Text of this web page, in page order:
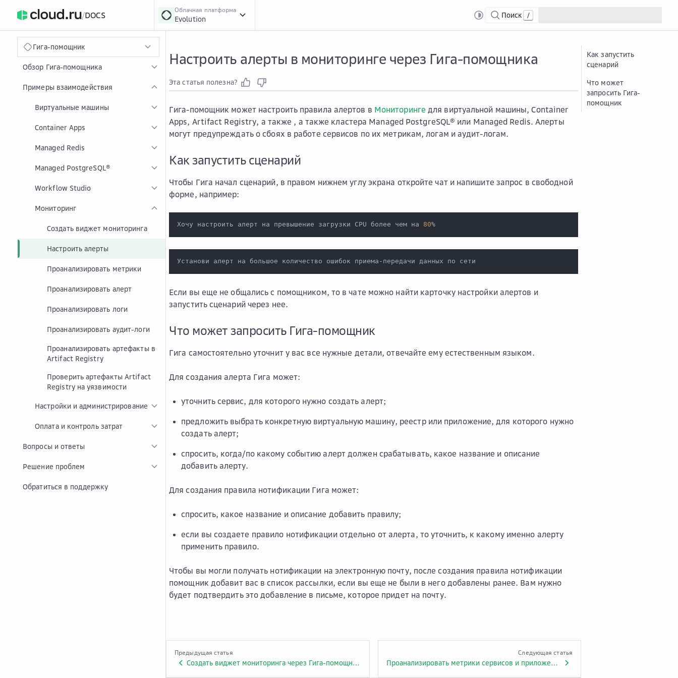
/DOCS
Облачная платформа
Evolution Поиск /
Гига-помощник
Обзор Гига-помощника
Примеры взаимодействия
Виртуальные машины
Container Apps
Managed Redis
Managed PostgreSQL®
Workflow Studio
Мониторинг
Создать виджет мониторинга
Настроить алерты
Проанализировать метрики
Проанализировать алерт
Проанализировать логи
Проанализировать аудит-логи
Проанализировать артефакты в
Artifact Registry
Проверить артефакты Artifact
Registry на уязвимости
Настройки и администрирование
Оплата и контроль затрат
Вопросы и ответы
Решение проблем
Обратиться в поддержку
Настроить алерты в мониторинге через Гига-помощника
Эта статья полезна?
Гига-помощник может настроить правила алертов в Мониторинге для виртуальной машины, Container
Apps, Artifact Registry, а также , а также кластера Managed PostgreSQL® или Managed Redis. Алерты
могут предупреждать о сбоях в работе сервисов по их метрикам, логам и аудит-логам.
Как запустить сценарий
Чтобы Гига начал сценарий, в правом нижнем углу экрана откройте чат и напишите запрос в свободной
форме, например:
Хочу настроить алерт на превышение загрузки CPU более чем на 80%
Установи алерт на большое количество ошибок приема-передачи данных по сети
Если вы еще не общались с помощником, то в чате можно найти карточку настройки алертов и
запустить сценарий через нее.
Что может запросить Гига-помощник
Гига самостоятельно уточнит у вас все нужные детали, отвечайте ему естественным языком.
Для создания алерта Гига может:
уточнить сервис, для которого нужно создать алерт;
предложить выбрать конкретную виртуальную машину, реестр или приложение, для которого нужно
создать алерт;
спросить, когда/по какому событию алерт должен срабатывать, какое название и описание
добавить алерту.
Для создания правила нотификации Гига может:
спросить, какое название и описание добавить правилу;
если вы создаете правило нотификации отдельно от алерта, то уточнить, к какому именно алерту
применить правило.
Чтобы вы могли получать нотификации на электронную почту, после создания правила нотификации
помощник добавит вас в список рассылки, если вы еще не были в него добавлены ранее. Вам нужно
будет подтвердить это добавление в письме, которое придет на почту.
Предыдущая статья
Создать виджет мониторинга через Гига-помощника
Следующая статья
Проанализировать метрики сервисов и приложений через Гига-помощника
Как запустить
сценарий
Что может
запросить Гига-
помощник